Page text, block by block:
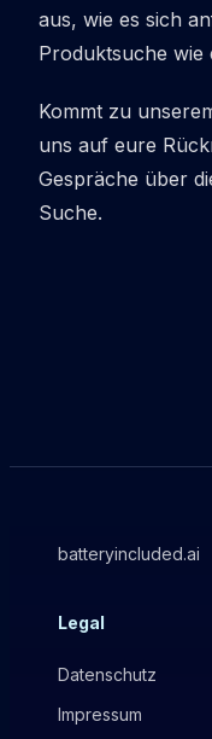
aus, wie es sich
Produktsuche wie
Kommt zu
uns auf eure
Gespräche über
Suche.
batteryincluded.ai
Legal
Datenschutz
Impressum